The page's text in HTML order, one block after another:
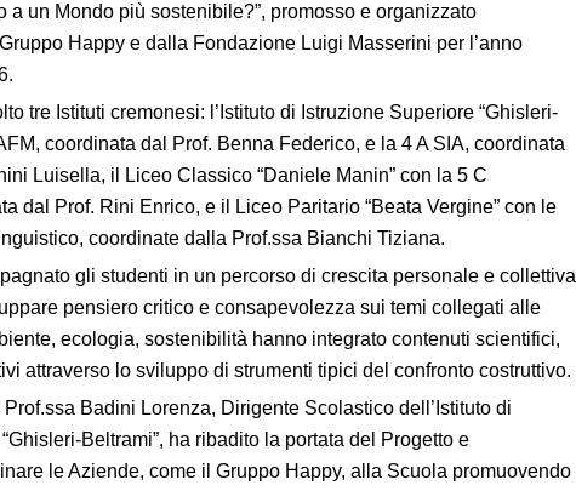
a un Mondo più sostenibile?”, promosso e organizzato
Happy e dalla Fondazione Luigi Masserini per l’anno
tre Istituti cremonesi: l’Istituto di Istruzione Superiore “Ghisleri-
coordinata dal Prof. Benna Federico, e la 4 A SIA, coordinata
Luisella, il Liceo Classico “Daniele Manin” con la 5 C
dal Prof. Rini Enrico, e il Liceo Paritario “Beata Vergine” con le
coordinate dalla Prof.ssa Bianchi Tiziana.
gli studenti in un percorso di crescita personale e collettiva
pensiero critico e consapevolezza sui temi collegati alle
ecologia, sostenibilità hanno integrato contenuti scientifici,
attraverso lo sviluppo di strumenti tipici del confronto costruttivo.
Prof.ssa Badini Lorenza, Dirigente Scolastico dell’Istituto di
Beltrami”, ha ribadito la portata del Progetto e
le Aziende, come il Gruppo Happy, alla Scuola promuovendo